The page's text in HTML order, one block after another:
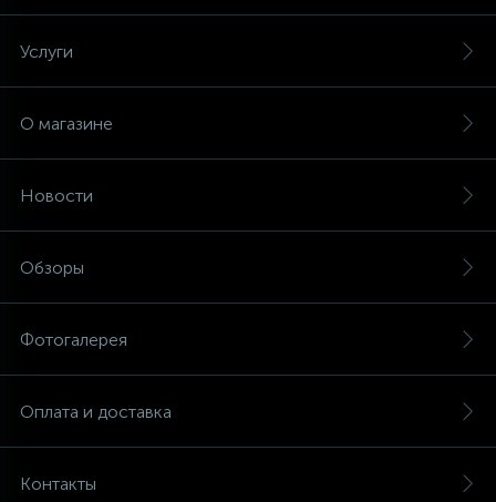
Услуги
О магазине
Новости
Обзоры
Фотогалерея
Оплата и доставка
Контакты